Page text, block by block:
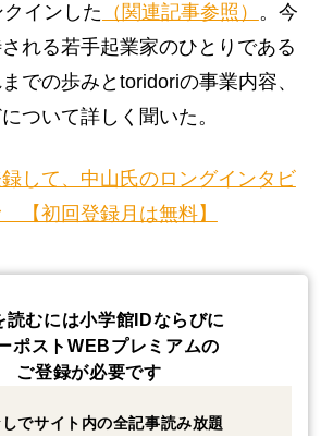
インした （関連記事参照）
。今
れる若手起業家のひとりである
での歩みとtoridoriの事業内容、
ついて詳しく聞いた。
して、中山氏のロングインタビ
【初回登録月は無料】
読むには小学館IDならびに
ポストWEBプレミアムの
ご登録が必要です
でサイト内の全記事読み放題